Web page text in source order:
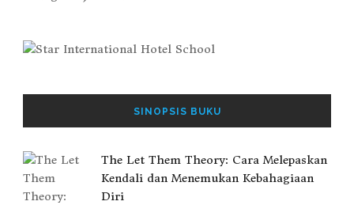
SINOPSIS BUKU
The Let Them Theory: Cara Melepaskan
Kendali dan Menemukan Kebahagiaan
Diri